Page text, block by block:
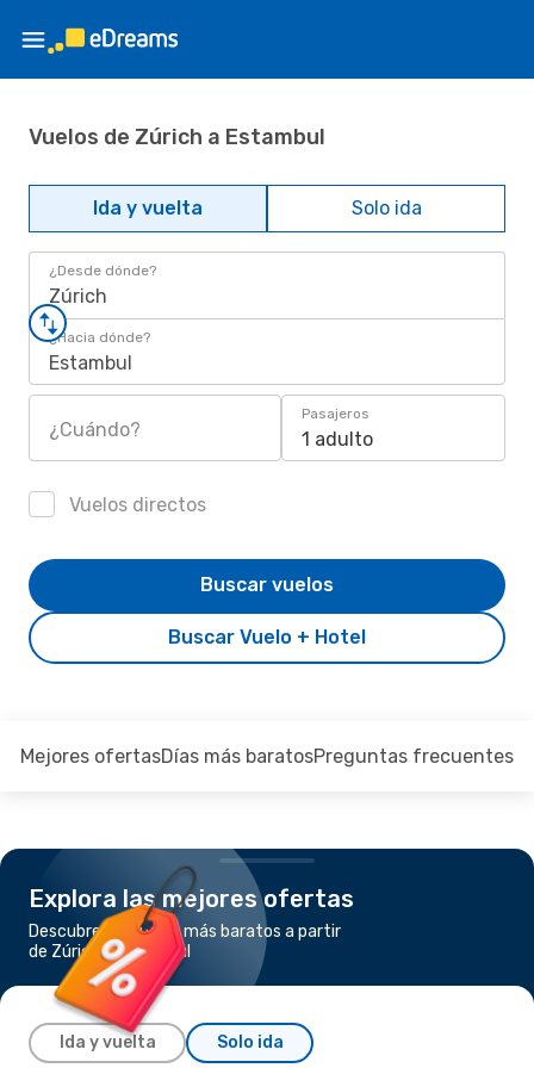
Vuelos de Zúrich a Estambul
Ida y vuelta Solo ida
¿Desde dónde?
Zúrich
¿Hacia dónde?
Estambul
¿Cuándo?
Pasajeros
1 adulto
Vuelos directos
Buscar Vuelo + Hotel
Buscar vuelos
Mejores ofertasDías más baratosPreguntas frecuentes
Explora las mejores ofertas
Descubre los vuelos más baratos a partir
de Zúrich a Estambul
Ida y vuelta Solo ida